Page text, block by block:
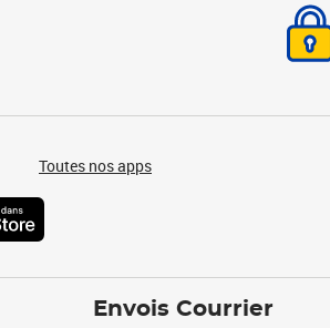
Toutes nos apps
Envois Courrier